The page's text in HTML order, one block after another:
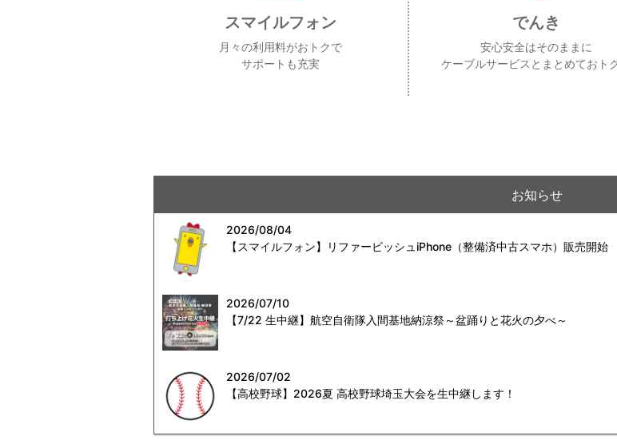
スマイルフォン
月々の利用料がおトクで
サポートも充実
でんき
安心安全はそのままに
ケーブルサービスとまとめておト
お知らせ
2026/08/04
【スマイルフォン】リファービッシュiPhone（整備済中古スマホ）販売開始
2026/07/10
【7/22 生中継】航空自衛隊入間基地納涼祭～盆踊りと花火の夕べ～
2026/07/02
【高校野球】2026夏 高校野球埼玉大会を生中継します！